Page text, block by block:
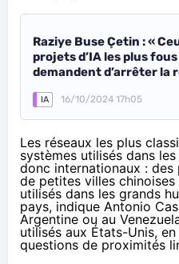
Raziye Buse Çetin : «
projets d’IA les plus
demandent d’arrêter la
IA 16/10/2024 17h05
Les réseaux les plus
systèmes utilisés dans
donc internationaux : des
de petites villes
utilisés dans les grands
pays, indique Antonio
Argentine ou au
utilisés aux États-Unis,
questions de proximités